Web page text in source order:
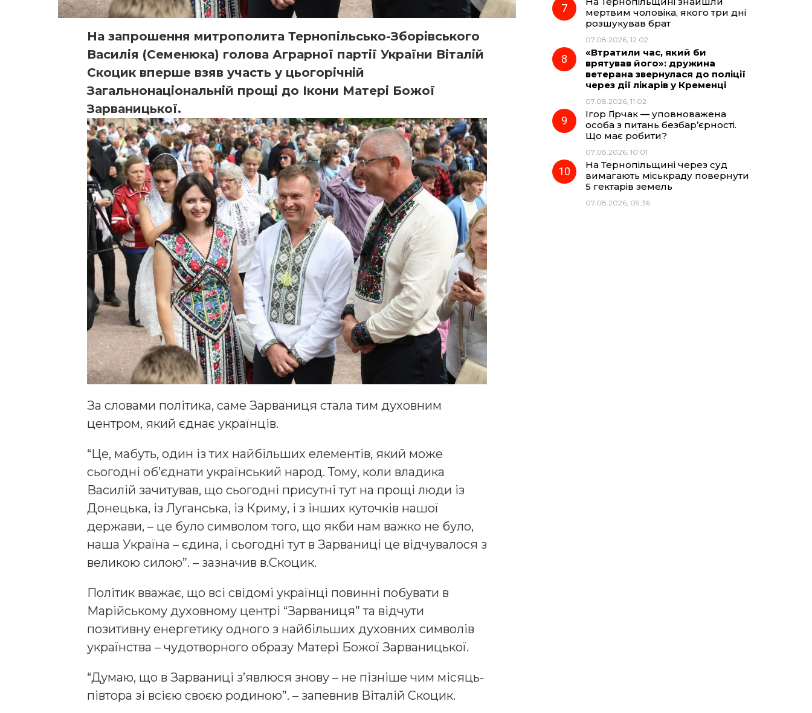
На запрошення митрополита Тернопільсько-Зборівського
Василія (Семенюка) голова Аграрної партії України Віталій
Скоцик вперше взяв участь у цьогорічній
Загальнонаціональній прощі до Ікони Матері Божої
Зарваницької.
За словами політика, саме Зарваниця стала тим духовним
центром, який єднає українців.
“Це, мабуть, один із тих найбільших елементів, який може
сьогодні об’єднати український народ. Тому, коли владика
Василій зачитував, що сьогодні присутні тут на прощі люди із
Донецька, із Луганська, із Криму, і з інших куточків нашої
держави, – це було символом того, що якби нам важко не було,
наша Україна – єдина, і сьогодні тут в Зарваниці це відчувалося з
великою силою”. – зазначив в.Скоцик.
Політик вважає, що всі свідомі українці повинні побувати в
Марійському духовному центрі “Зарваниця” та відчути
позитивну енергетику одного з найбільших духовних символів
українства – чудотворного образу Матері Божої Зарваницької.
“Думаю, що в Зарваниці з’явлюся знову – не пізніше чим місяць-
півтора зі всією своєю родиною”. – запевнив Віталій Скоцик.
мертвим чоловіка, якого три дні
розшукував брат
07.08.2026, 12:02
«Втратили час, який би
врятував його»: дружина
ветерана звернулася до поліції
через дії лікарів у Кременці
07.08.2026, 11:02
Ігор Гірчак — уповноважена
особа з питань безбар’єрності.
Що має робити?
07.08.2026, 10:01
На Тернопільщині через суд
вимагають міськраду повернути
5 гектарів земель
07.08.2026, 09:36